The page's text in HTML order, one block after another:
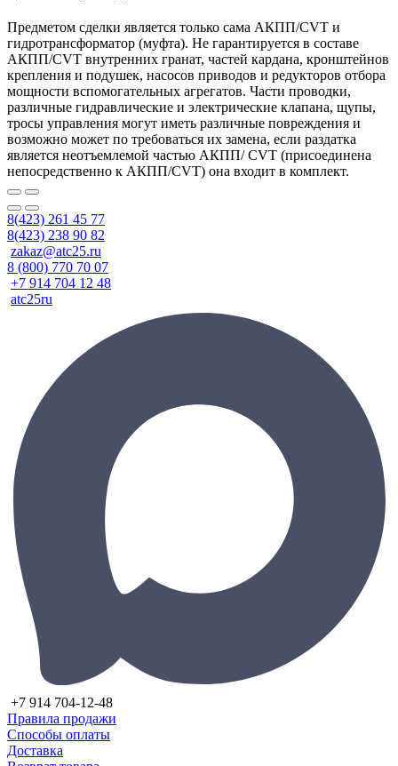
Предметом сделки является только сама АКПП/CVT и
гидротрансформатор (муфта). Не гарантируется в составе
АКПП/CVT внутренних гранат, частей кардана, кронштейнов
крепления и подушек, насосов приводов и редукторов отбора
мощности вспомогательных агрегатов. Части проводки,
различные гидравлические и электрические клапана, щупы,
тросы управления могут иметь различные повреждения и
возможно может по требоваться их замена, если раздатка
является неотъемлемой частью АКПП/ CVT (присоединена
непосредственно к АКПП/CVT) она входит в комплект.
8(423) 261 45 77
8(423) 238 90 82
zakaz@atc25.ru
8 (800) 770 70 07
+7 914 704 12 48
atc25ru
+7 914 704-12-48
Правила продажи
Способы оплаты
Доставка